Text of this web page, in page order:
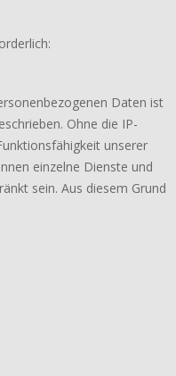
Daten ist
Ohne die IP-
unserer
einzelne Dienste und
sein. Aus diesem Grund